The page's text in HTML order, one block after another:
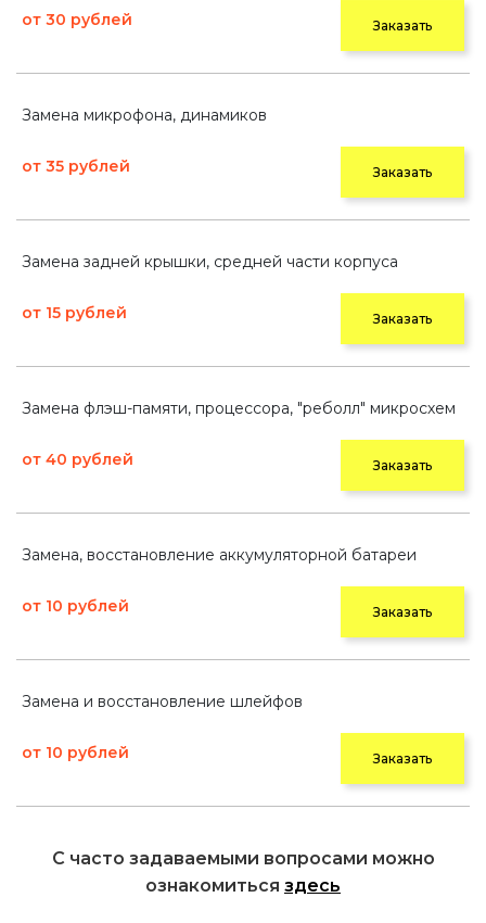
от 30 рублей Заказать
Замена микрофона, динамиков
от 35 рублей Заказать
Замена задней крышки, средней части корпуса
от 15 рублей Заказать
Замена флэш-памяти, процессора, "реболл" микросхем
от 40 рублей Заказать
Замена, восстановление аккумуляторной батареи
от 10 рублей Заказать
Замена и восстановление шлейфов
от 10 рублей Заказать
С часто задаваемыми вопросами можно
ознакомиться здесь